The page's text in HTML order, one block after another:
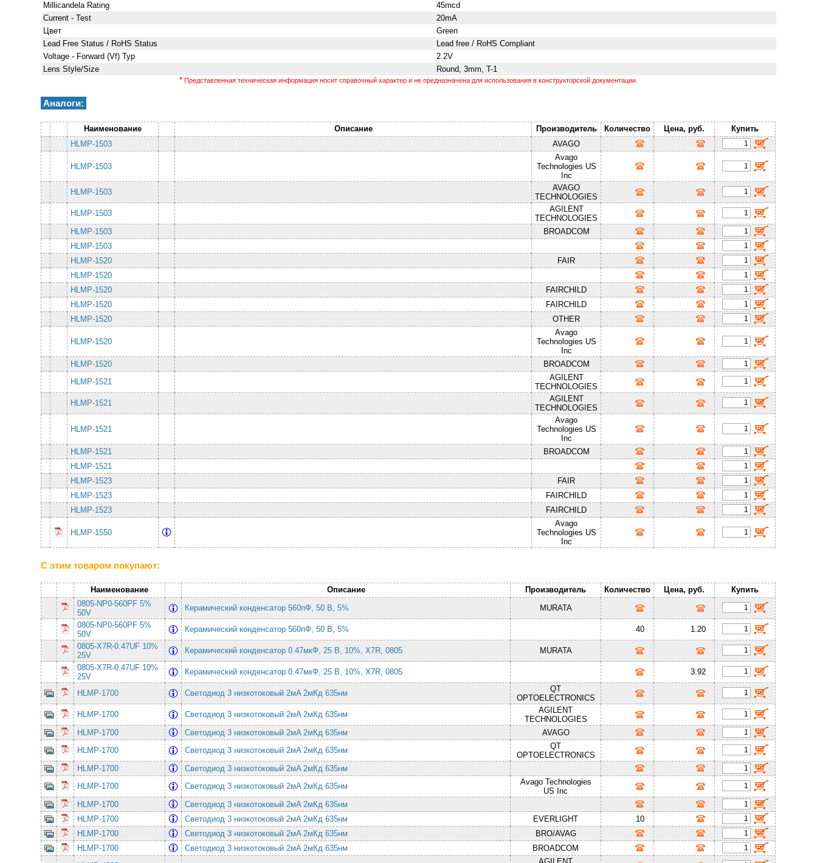
Millicandela Rating
45mcd
Current - Test
20mA
Цвет
Green
Lead Free Status / RoHS Status
Lead free / RoHS Compliant
Voltage - Forward (Vf) Typ
2.2V
Lens Style/Size
Round, 3mm, T-1
* Представленная техническая информация носит справочный характер и не предназначена для использования в конструкторской документации.
Аналоги:
Наименование Описание Производитель Количество Цена, руб.
Купить
HLMP-1503
AVAGO
HLMP-1503
Avago
Technologies US
Inc
HLMP-1503
AVAGO
TECHNOLOGIES
HLMP-1503
AGILENT
TECHNOLOGIES
HLMP-1503
BROADCOM
HLMP-1503
HLMP-1520
FAIR
HLMP-1520
HLMP-1520
FAIRCHILD
HLMP-1520
FAIRCHILD
HLMP-1520
OTHER
HLMP-1520
Avago
Technologies US
Inc
HLMP-1520
BROADCOM
HLMP-1521
AGILENT
TECHNOLOGIES
HLMP-1521
AGILENT
TECHNOLOGIES
HLMP-1521
Avago
Technologies US
Inc
HLMP-1521
BROADCOM
HLMP-1521
HLMP-1523
FAIR
HLMP-1523
FAIRCHILD
HLMP-1523
FAIRCHILD
HLMP-1550
Avago
Technologies US
Inc
С этим товаром покупают:
Наименование Описание Производитель Количество Цена, руб.
Купить
0805-NP0-560PF 5%
50V
Керамический конденсатор 560пФ, 50 В, 5%
MURATA
0805-NP0-560PF 5%
50V
Керамический конденсатор 560пФ, 50 В, 5% 40
1.20
0805-X7R-0.47UF 10%
25V
Керамический конденсатор 0.47мкФ, 25 В, 10%, X7R, 0805
MURATA
0805-X7R-0.47UF 10%
25V
Керамический конденсатор 0.47мкФ, 25 В, 10%, X7R, 0805 3.92
HLMP-1700 Светодиод 3 низкотоковый 2мA 2мКд 635нм
QT
OPTOELECTRONICS
HLMP-1700
Светодиод 3 низкотоковый 2мA 2мКд 635нм
AGILENT
TECHNOLOGIES
HLMP-1700
Светодиод 3 низкотоковый 2мA 2мКд 635нм
AVAGO
HLMP-1700
Светодиод 3 низкотоковый 2мA 2мКд 635нм
QT
OPTOELECTRONICS
HLMP-1700
Светодиод 3 низкотоковый 2мA 2мКд 635нм
HLMP-1700
Светодиод 3 низкотоковый 2мA 2мКд 635нм
Avago Technologies
US Inc
HLMP-1700
Светодиод 3 низкотоковый 2мA 2мКд 635нм
HLMP-1700
Светодиод 3 низкотоковый 2мA 2мКд 635нм EVERLIGHT
10
HLMP-1700
Светодиод 3 низкотоковый 2мA 2мКд 635нм
BRO/AVAG
HLMP-1700
Светодиод 3 низкотоковый 2мA 2мКд 635нм
BROADCOM